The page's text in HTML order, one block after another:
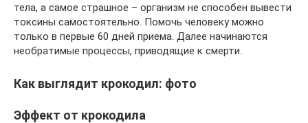
тела, а самое страшное – организм не способен вывести
токсины самостоятельно. Помочь человеку можно
только в первые 60 дней приема. Далее начинаются
необратимые процессы, приводящие к смерти.
Как выглядит крокодил: фото
Эффект от крокодила